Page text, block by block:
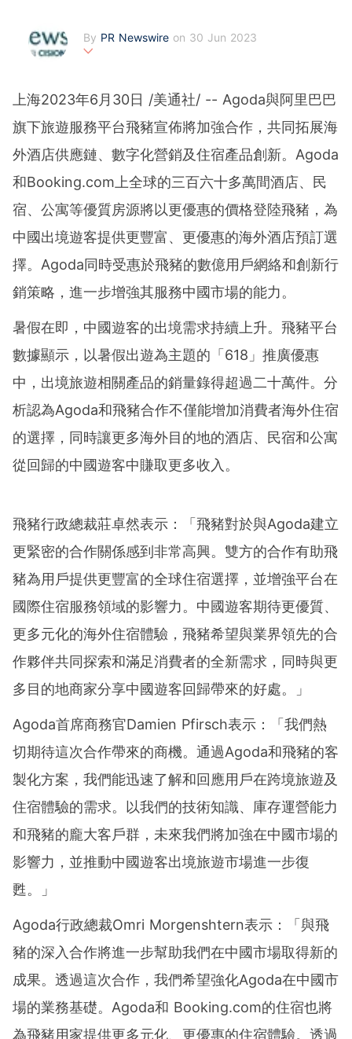
By PR Newswire on 30 Jun 2023
he premier global provider of media monitoring platform
s and news distribution services that marketers, corpora
verage to engage key audiences. Having pioneered the
ewswire today provides end-to-end solutions to produc
ntent across traditional, digital, mobile and social chann
distribution and optimization network with comprehensiv
e stories of organizations around the world. PR Newswir
Americas, Europe, Middle East, Africa and Asia-Pacific r
egions.
上海2023年6月30日 /美通社/ -- Agoda與阿里巴巴
旗下旅遊服務平台飛豬宣佈將加強合作，共同拓展海
外酒店供應鏈、數字化營銷及住宿產品創新。Agoda
和Booking.com上全球的三百六十多萬間酒店、民
宿、公寓等優質房源將以更優惠的價格登陸飛豬，為
中國出境遊客提供更豐富、更優惠的海外酒店預訂選
擇。Agoda同時受惠於飛豬的數億用戶網絡和創新行
銷策略，進一步增強其服務中國市場的能力。
暑假在即，中國遊客的出境需求持續上升。飛豬平台
數據顯示，以暑假出遊為主題的「618」推廣優惠
中，出境旅遊相關產品的銷量錄得超過二十萬件。分
析認為Agoda和飛豬合作不僅能增加消費者海外住宿
的選擇，同時讓更多海外目的地的酒店、民宿和公寓
從回歸的中國遊客中賺取更多收入。
飛豬行政總裁莊卓然表示：「飛豬對於與Agoda建立
更緊密的合作關係感到非常高興。雙方的合作有助飛
豬為用戶提供更豐富的全球住宿選擇，並增強平台在
國際住宿服務領域的影響力。中國遊客期待更優質、
更多元化的海外住宿體驗，飛豬希望與業界領先的合
作夥伴共同探索和滿足消費者的全新需求，同時與更
多目的地商家分享中國遊客回歸帶來的好處。」
Agoda首席商務官Damien Pfirsch表示：「我們熱
切期待這次合作帶來的商機。通過Agoda和飛豬的客
製化方案，我們能迅速了解和回應用戶在跨境旅遊及
住宿體驗的需求。以我們的技術知識、庫存運營能力
和飛豬的龐大客戶群，未來我們將加強在中國市場的
影響力，並推動中國遊客出境旅遊市場進一步復
甦。」
Agoda行政總裁Omri Morgenshtern表示：「與飛
豬的深入合作將進一步幫助我們在中國市場取得新的
成果。透過這次合作，我們希望強化Agoda在中國市
場的業務基礎。Agoda和 Booking.com的住宿也將
為飛豬用家提供更多元化、更優惠的住宿體驗。透過